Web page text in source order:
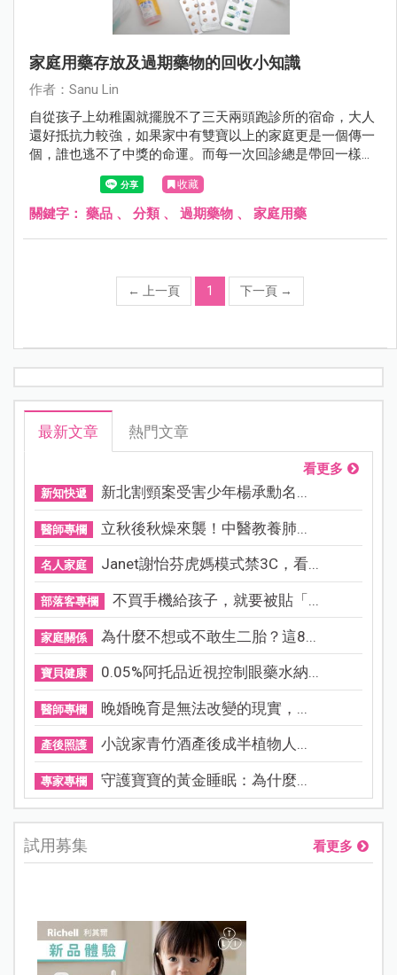
家庭用藥存放及過期藥物的回收小知識
作者：Sanu Lin
自從孩子上幼稚園就擺脫不了三天兩頭跑診所的宿命，大人
還好抵抗力較強，如果家中有雙寶以上的家庭更是一個傳一
個，誰也逃不了中獎的命運。而每一次回診總是帶回一樣的
感冒糖漿、藥膏、藥水或塞劑， 日積月累下，家中就這麼不
知不覺存放了好多好多藥罐子，每個媽媽總有這麼疑惑過 :
「這些開封後的藥物可以保存多久才是安全?」 「開封過的
收藏
關鍵字： 藥品 、 分類 、 過期藥物 、 家庭用藥
← 上一頁 1 下一頁 →
最新文章 熱門文章
看更多
新知快遞 新北割頸案受害少年楊承勳名...
醫師專欄 立秋後秋燥來襲！中醫教養肺...
名人家庭 Janet謝怡芬虎媽模式禁3C，看...
部落客專欄 不買手機給孩子，就要被貼「...
家庭關係 為什麼不想或不敢生二胎？這8...
寶貝健康 0.05%阿托品近視控制眼藥水納...
醫師專欄 晚婚晚育是無法改變的現實，...
產後照護 小說家青竹酒產後成半植物人...
專家專欄 守護寶寶的黃金睡眠：為什麼...
試用募集 看更多